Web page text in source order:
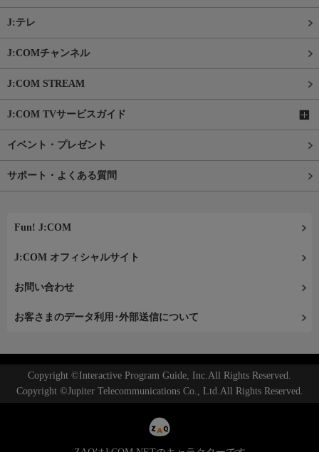
J:テレ
J:COMチャンネル
J:COM STREAM
J:COM TVサービスガイド
イベント・プレゼント
サポート・よくある質問
Fun! J:COM
J:COM オフィシャルサイト
お問い合わせ
お客さまのデータ利用･外部送信について
Copyright ©Interactive Program Guide, Inc.All Rights Reserved.
Copyright ©Jupiter Telecommunications Co., Ltd.All Rights Reserved.